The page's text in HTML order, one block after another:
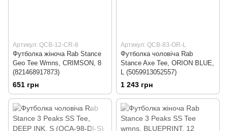
Артикул: QCB-12-CR-8
Футболка жіноча Rab Stance
Geo Tee Wmns, CRIMSON, 8
(821468917873)
651 грн
Артикул: QCB-83-OR-L
Футболка чоловіча Rab
Stance Axe Tee, ORION BLUE,
L (5059913052557)
1 243 грн